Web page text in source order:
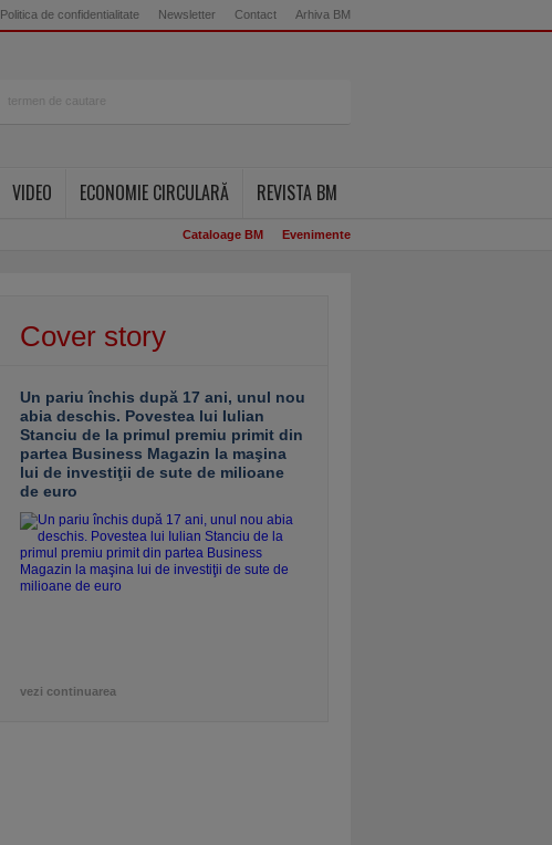
Politica de confidentialitate Newsletter Contact Arhiva BM
VIDEO ECONOMIE CIRCULARĂ REVISTA BM
Cataloage BM Evenimente
Cover story
Un pariu închis după 17 ani, unul nou
abia deschis. Povestea lui Iulian
Stanciu de la primul premiu primit din
partea Business Magazin la maşina
lui de investiţii de sute de milioane
de euro
vezi continuarea